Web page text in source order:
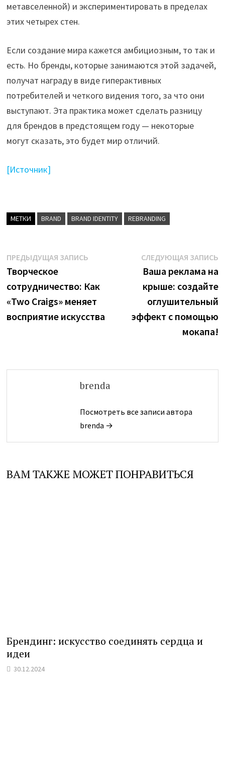
метавселенной) и экспериментировать в пределах
этих четырех стен.
Если создание мира кажется амбициозным, то так и
есть. Но бренды, которые занимаются этой задачей,
получат награду в виде гиперактивных
потребителей и четкого видения того, за что они
выступают. Эта практика может сделать разницу
для брендов в предстоящем году — некоторые
могут сказать, это будет мир отличий.
[Источник]
МЕТКИ BRAND BRAND IDENTITY REBRANDING
Навигация
по
записям
ПРЕДЫДУЩАЯ ЗАПИСЬ
Творческое
сотрудничество: Как
«Two Craigs» меняет
восприятие искусства
СЛЕДУЮЩАЯ ЗАПИСЬ
Ваша реклама на
крыше: создайте
оглушительный
эффект с помощью
мокапа!
brenda
Посмотреть все записи автора
brenda →
ВАМ ТАКЖЕ МОЖЕТ ПОНРАВИТЬСЯ
Брендинг: искусство соединять сердца и
идеи
30.12.2024